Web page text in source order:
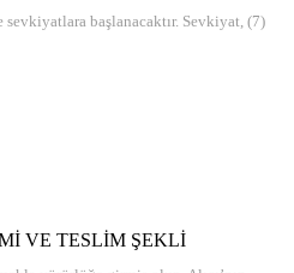
başlanacaktır. Sevkiyat, (7)
VE TESLİM ŞEKLİ